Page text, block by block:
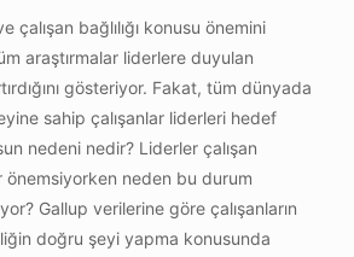
çalışan bağlılığı konusu önemini
araştırmalar liderlere duyulan
gösteriyor. Fakat, tüm dünyada
sahip çalışanlar liderleri hedef
nedeni nedir? Liderler çalışan
önemsiyorken neden bu durum
Gallup verilerine göre çalışanların
doğru şeyi yapma konusunda